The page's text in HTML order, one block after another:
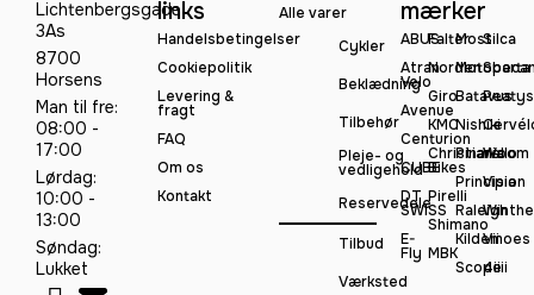
Lichtenbergsgade
3As
8700
Horsens
Man til fre:
08:00 -
17:00
Lørdag:
10:00 -
13:00
Søndag:
Lukket
links
Handelsbetingelser
Cookiepolitik
Levering &
fragt
FAQ
Om os
Kontakt
Alle varer
Cykler
Beklædning
Tilbehør
Pleje- og
vedligehold
Reservedele
Tilbud
Værksted
mærker
ABUS
Atran
Velo
Avenue
Centurion
CUBE
DT
SWISS
E-
Fly
Falter
Norden
Giro
KMC
Christiania
Bikes
Pirelli
Shimano
MBK
Most
Batavus
Nishiki
Pinarello
Principia
Raleigh
Kildemoes
Scope
Silca
Sparta
Peatys
Woom
Vision
Vii
4iiii